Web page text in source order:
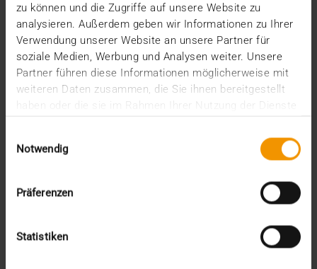
zu können und die Zugriffe auf unsere Website zu
analysieren. Außerdem geben wir Informationen zu Ihrer
Verwendung unserer Website an unsere Partner für
soziale Medien, Werbung und Analysen weiter. Unsere
Partner führen diese Informationen möglicherweise mit
weiteren Daten zusammen, die Sie ihnen bereitgestellt
haben oder die sie im Rahmen Ihrer Nutzung der Dienste
Notwendig
Präferenzen
Statistiken
CSR
Events
Intern
Kolumne
News
Overview
Stories
Archiv